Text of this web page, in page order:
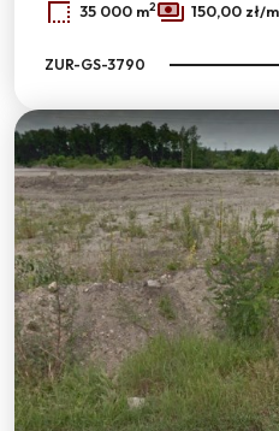
35 000 m2 150,00 zł/m
ZUR-GS-3790